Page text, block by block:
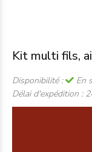
Kit multi fils,
Disponibilité :
En
Délai d'expédition :